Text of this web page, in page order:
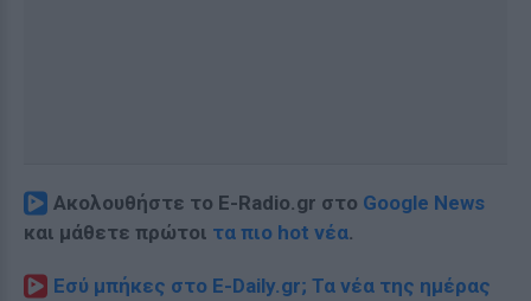
Ακολουθήστε το E-Radio.gr στο Google News
και μάθετε πρώτοι τα πιο hot νέα.
Εσύ μπήκες στο E-Daily.gr; Τα νέα της ημέρας